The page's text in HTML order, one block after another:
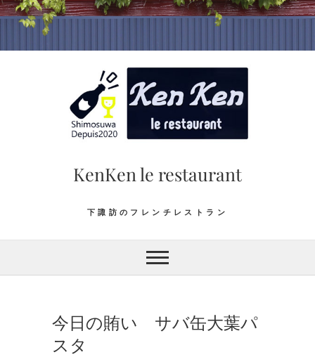
Skip
KenKen le restaurant
下諏訪のフレンチレストラン
今日の賄い サバ缶大葉パ
スタ